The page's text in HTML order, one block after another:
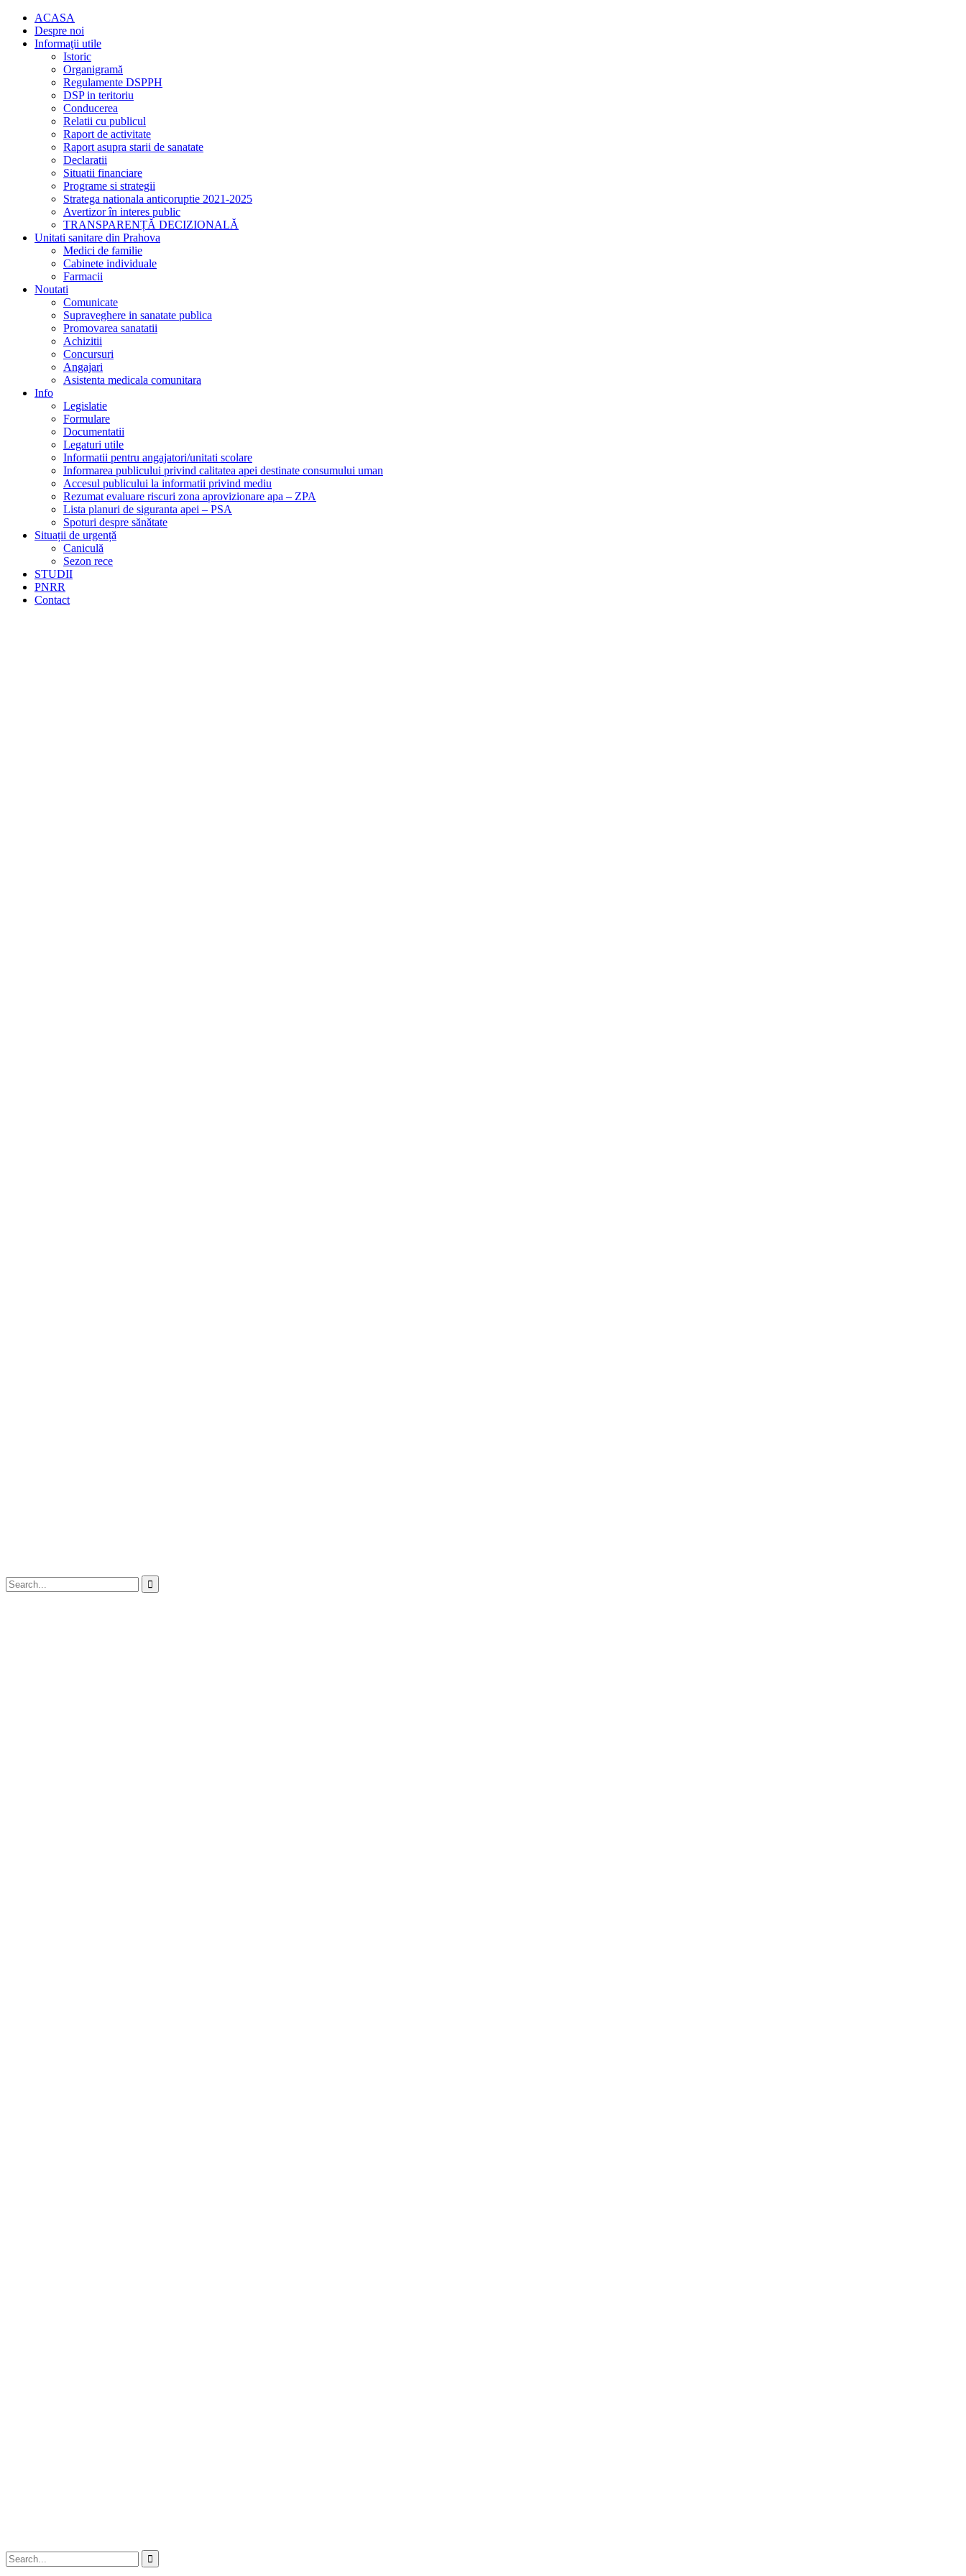
ACASA
Despre noi
Informaţii utile
Istoric
Organigramă
Regulamente DSPPH
DSP in teritoriu
Conducerea
Relatii cu publicul
Raport de activitate
Raport asupra starii de sanatate
Declaratii
Situatii financiare
Programe si strategii
Stratega nationala anticoruptie 2021-2025
Avertizor în interes public
TRANSPARENȚĂ DECIZIONALĂ
Unitati sanitare din Prahova
Medici de familie
Cabinete individuale
Farmacii
Noutati
Comunicate
Supraveghere in sanatate publica
Promovarea sanatatii
Achizitii
Concursuri
Angajari
Asistenta medicala comunitara
Info
Legislatie
Formulare
Documentatii
Legaturi utile
Informatii pentru angajatori/unitati scolare
Informarea publicului privind calitatea apei destinate consumului uman
Accesul publicului la informatii privind mediu
Rezumat evaluare riscuri zona aprovizionare apa – ZPA
Lista planuri de siguranta apei – PSA
Spoturi despre sănătate
Situații de urgență
Caniculă
Sezon rece
STUDII
PNRR
Contact